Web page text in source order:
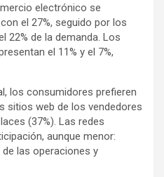
electrónico se
el 27%, seguido por los
22% de la demanda. Los
el 11% y el 7%,
los consumidores prefieren
sitios web de los vendedores
(37%). Las redes
aunque menor:
las operaciones y